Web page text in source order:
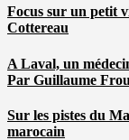
Focus sur un petit
Cottereau
A Laval, un
Par Guillaume
Sur les pistes du
marocain